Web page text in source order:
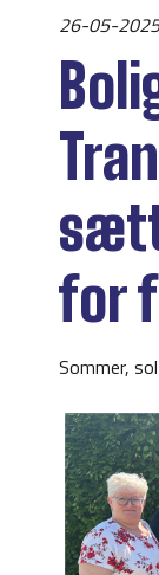
26-05-
for
Sommer,